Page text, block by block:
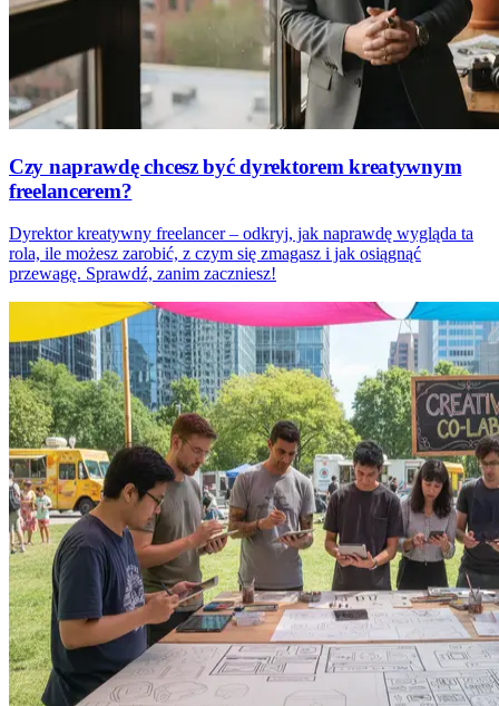
Czy naprawdę chcesz być dyrektorem kreatywnym
freelancerem?
Dyrektor kreatywny freelancer – odkryj, jak naprawdę wygląda ta
rola, ile możesz zarobić, z czym się zmagasz i jak osiągnąć
przewagę. Sprawdź, zanim zaczniesz!